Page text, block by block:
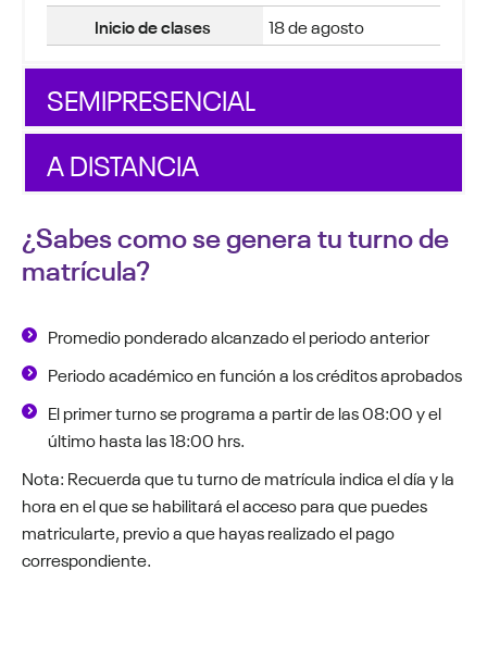
Inicio de clases
18 de agosto
SEMIPRESENCIAL
A DISTANCIA
¿Sabes como se genera tu turno de
matrícula?
Promedio ponderado alcanzado el periodo anterior
Periodo académico en función a los créditos aprobados
El primer turno se programa a partir de las 08:00 y el
último hasta las 18:00 hrs.
Nota: Recuerda que tu turno de matrícula indica el día y la
hora en el que se habilitará el acceso para que puedes
matricularte, previo a que hayas realizado el pago
correspondiente.